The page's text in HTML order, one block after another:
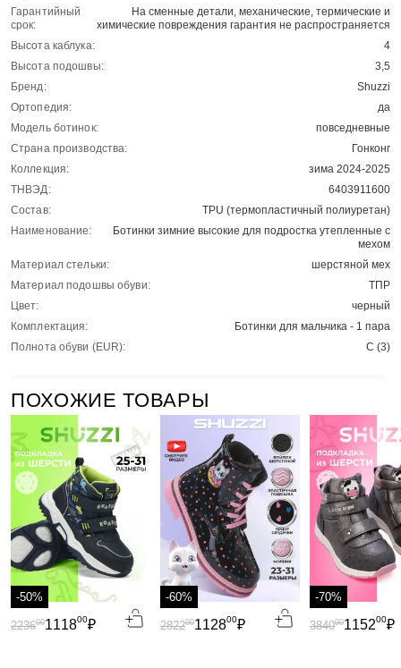
Гарантийный
срок:
На сменные детали, механические, термические и
химические повреждения гарантия не распространяется
Высота каблука:
4
Высота подошвы:
3,5
Бренд:
Shuzzi
Ортопедия:
да
Модель ботинок:
повседневные
Страна производства:
Гонконг
Коллекция:
зима 2024-2025
ТНВЭД:
6403911600
Состав:
TPU (термопластичный полиуретан)
Наименование:
Ботинки зимние высокие для подростка утепленные с
мехом
Материал стельки:
шерстяной мех
Материал подошвы обуви:
ТПР
Цвет:
черный
Комплектация:
Ботинки для мальчика - 1 пара
Полнота обуви (EUR):
C (3)
ПОХОЖИЕ ТОВАРЫ
-50%
111800₽
223600
-60%
112800₽
282200
-70%
115200₽
384000